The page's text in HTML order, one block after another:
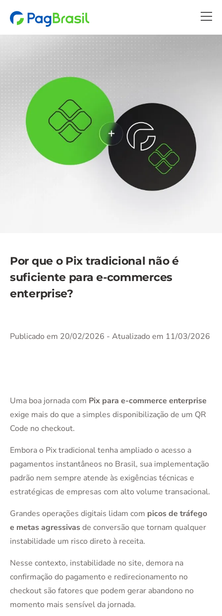
Por que o Pix tradicional não é
suficiente para e-commerces
enterprise?
Publicado em 20/02/2026 - Atualizado em 11/03/2026
Uma boa jornada com Pix para e-commerce enterprise
exige mais do que a simples disponibilização de um QR
Code no checkout.
Embora o Pix tradicional tenha ampliado o acesso a
pagamentos instantâneos no Brasil, sua implementação
padrão nem sempre atende às exigências técnicas e
estratégicas de empresas com alto volume transacional.
Grandes operações digitais lidam com picos de tráfego
e metas agressivasde conversão que tornam qualquer
instabilidade um risco direto à receita.
Nesse contexto, instabilidade no site, demora na
confirmação do pagamento e redirecionamento no
checkout são fatores que podem gerar abandono no
momento mais sensível da jornada.